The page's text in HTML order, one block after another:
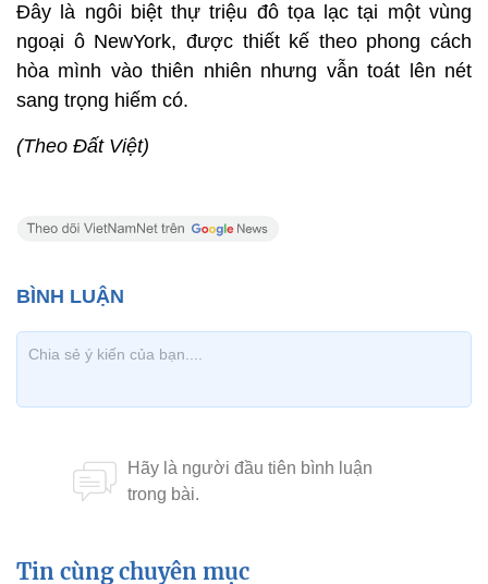
Đây là ngôi biệt thự triệu đô tọa lạc tại một vùng
ngoại ô NewYork, được thiết kế theo phong cách
hòa mình vào thiên nhiên nhưng vẫn toát lên nét
sang trọng hiếm có.
(Theo Đất Việt)
Tin cùng chuyên mục